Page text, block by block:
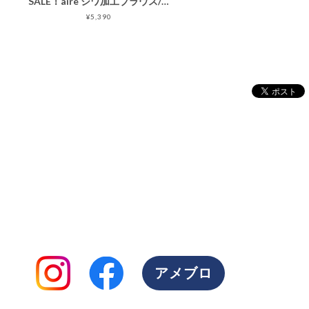
¥5,390
アメブロ